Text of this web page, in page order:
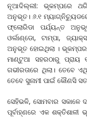
ନୂଆଦିଲ୍ଲୀ: ଭୂକମ୍ପରେ
ଅନୁଭୂତ। ୬.୧
ଫ୍ଲୋରିଡା ପର୍ଯ୍ୟନ୍ତ
ଓର୍ଲାଣ୍ଡୋ, ଟାମ୍ପା,
ଅନୁଭୂତ ହୋଇଥିଲା ।
ମାଣ୍ଟୁଆ ସହରଠାରୁ
ଗଭୀରତାରେ ଥିଲା। ତେବେ
ତେବେ ସୁନାମୀ ପାଇଁ କୌଣସି
ସେହିଭଳି, ସୋମବାର ସକାଳେ
ପୂର୍ବାହ୍ଣରେ ଏକ